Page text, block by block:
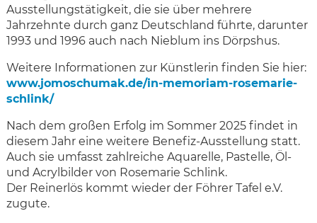
Ausstellungstätigkeit, die sie über mehrere
Jahrzehnte durch ganz Deutschland führte, darunter
1993 und 1996 auch nach Nieblum ins Dörpshus.
Weitere Informationen zur Künstlerin finden Sie hier:
www.jomoschumak.de/in-memoriam-rosemarie-
schlink/
Nach dem großen Erfolg im Sommer 2025 findet in
diesem Jahr eine weitere Benefiz-Ausstellung statt.
Auch sie umfasst zahlreiche Aquarelle, Pastelle, Öl-
und Acrylbilder von Rosemarie Schlink.
Der Reinerlös kommt wieder der Föhrer Tafel e.V.
zugute.